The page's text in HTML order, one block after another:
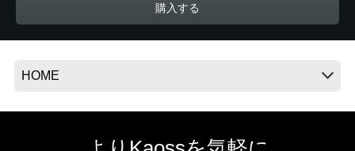
Social Media
About KORG
購入する